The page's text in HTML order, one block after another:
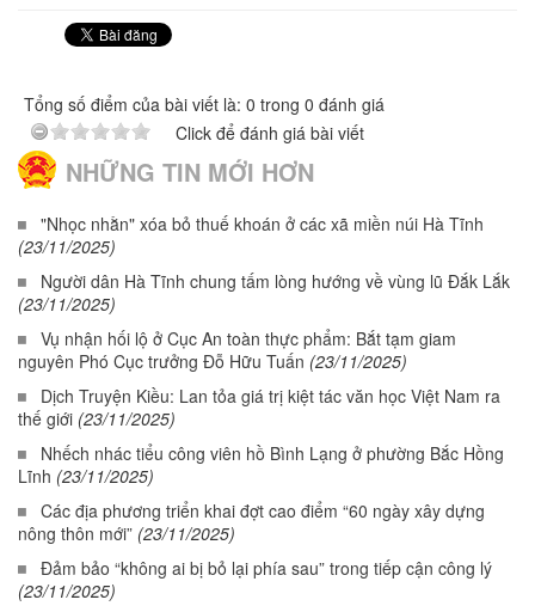
Tổng số điểm của bài viết là: 0 trong 0 đánh giá
Click để đánh giá bài viết
NHỮNG TIN MỚI HƠN
"Nhọc nhằn" xóa bỏ thuế khoán ở các xã miền núi Hà Tĩnh
(23/11/2025)
Người dân Hà Tĩnh chung tấm lòng hướng về vùng lũ Đắk Lắk
(23/11/2025)
Vụ nhận hối lộ ở Cục An toàn thực phẩm: Bắt tạm giam
nguyên Phó Cục trưởng Đỗ Hữu Tuấn (23/11/2025)
Dịch Truyện Kiều: Lan tỏa giá trị kiệt tác văn học Việt Nam ra
thế giới (23/11/2025)
Nhếch nhác tiểu công viên hồ Bình Lạng ở phường Bắc Hồng
Lĩnh (23/11/2025)
Các địa phương triển khai đợt cao điểm “60 ngày xây dựng
nông thôn mới” (23/11/2025)
Đảm bảo “không ai bị bỏ lại phía sau” trong tiếp cận công lý
(23/11/2025)